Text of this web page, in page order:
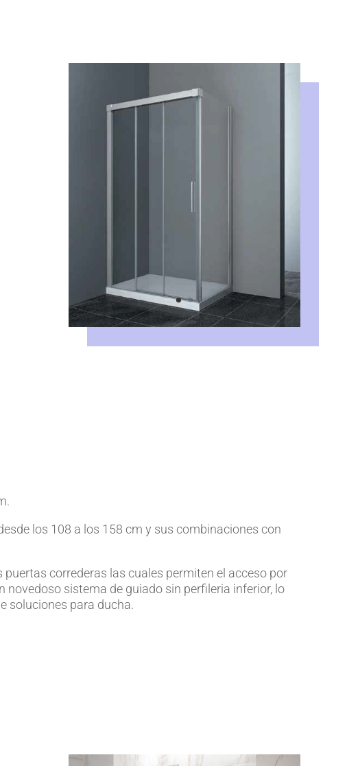
los 108 a los 158 cm y sus combinaciones con
correderas las cuales permiten el acceso por
novedoso sistema de guiado sin perfileria inferior, lo
soluciones para ducha.